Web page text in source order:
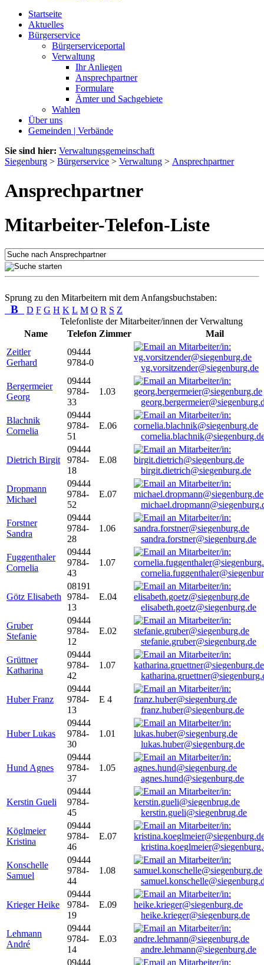
Startseite
Aktuelles
Bürgerservice
Bürgerserviceportal
Verwaltung
Ihr Anliegen
Ansprechpartner
Formulare
Ämter und Sachgebiete
Wahlen
Über uns
Gemeinden | Verbände
Sie sind hier: Verwaltungsgemeinschaft
Siegenburg > Bürgerservice > Verwaltung > Ansprechpartner
Ansprechpartner
Mitarbeiter-Telefon-Liste
Sprung zu den Mitarbeitern mit dem Anfangsbuchstaben:
B D F G H K L M O R S Z
Telefonliste der Mitarbeiter/innen der Verwaltung
Name
Telefon Zimmer
Mail
Zeitler
Gerhard
09444
9784-0
vg.vorsitzender@siegenburg.de
Bergermeier
Georg
09444
9784-
33
1.03
Blachnik
Cornelia
09444
9784-
51
E.06
Dietrich Birgit
09444
9784-
18
E.08
birgit.dietrich@siegenburg.de
Dropmann
Michael
09444
9784-
52
E.07
Forstner
Sandra
09444
9784-
28
1.06
sandra.forstner@siegenburg.de
Fuggenthaler
Cornelia
09444
9784-
43
1.07
Götz Elisabeth
08191
9784-
13
E.04
elisabeth.goetz@siegenburg.de
Gruber
Stefanie
09444
9784-
12
E.02
stefanie.gruber@siegenburg.de
Grüttner
Katharina
09444
9784-
42
1.07
Huber Franz
09444
9784-
13
E 4
franz.huber@siegenburg.de
Huber Lukas
09444
9784-
30
1.01
lukas.huber@siegenburg.de
Hund Agnes
09444
9784-
37
1.05
agnes.hund@siegenburg.de
Kerstin Gueli
09444
9784-
45
kerstin.gueli@siegenbrug.de
Köglmeier
Kristina
09444
9784-
46
E.07
Konschelle
Samuel
09444
9784-
44
1.08
Krieger Heike
09444
9784-
19
E.09
heike.krieger@siegenburg.de
Lehmann
André
09444
9784-
14
E.03
andre.lehmann@siegenburg.de
09444